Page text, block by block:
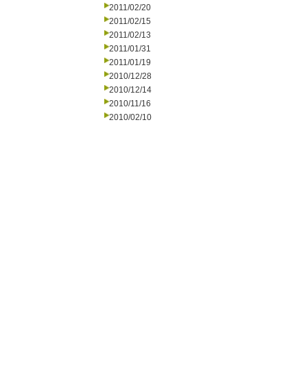
2011/02/20
2011/02/15
2011/02/13
2011/01/31
2011/01/19
2010/12/28
2010/12/14
2010/11/16
2010/02/10